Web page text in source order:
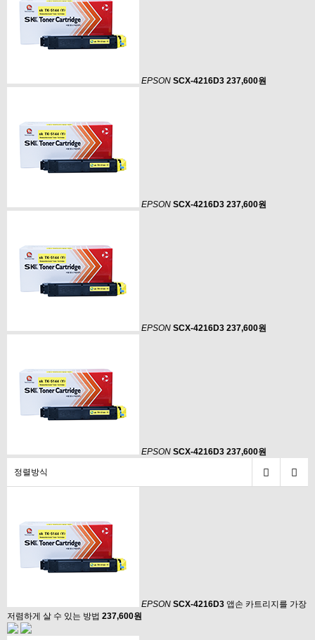
EPSON SCX-4216D3 237,600원
EPSON SCX-4216D3 237,600원
EPSON SCX-4216D3 237,600원
EPSON SCX-4216D3 237,600원
정렬방식
EPSON SCX-4216D3 앱손 카트리지를 가장
저렴하게 살 수 있는 방법 237,600원